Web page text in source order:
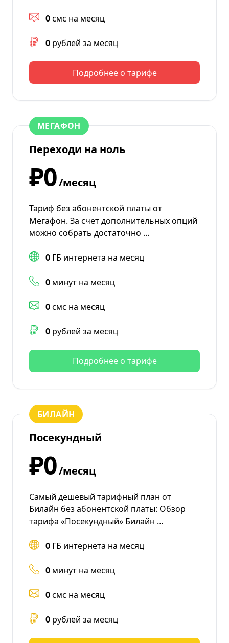
0смс на месяц
0 рублей за месяц
Подробнее о тарифе
МЕГАФОН
Переходи на ноль
₽0/месяц
Тариф без абонентской платы от
Мегафон. За счет дополнительных опций
можно собрать достаточно …
0 ГБ интернета на месяц
0 минут на месяц
0смс на месяц
0 рублей за месяц
Подробнее о тарифе
БИЛАЙН
Посекундный
₽0/месяц
Самый дешевый тарифный план от
Билайн без абонентской платы: Обзор
тарифа «Посекундный» Билайн …
0 ГБ интернета на месяц
0 минут на месяц
0смс на месяц
0 рублей за месяц